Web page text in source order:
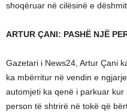
shoqëruar në cilësinë e
ARTUR ÇANI: PASHË NJË
Gazetari i News24, Artur Çani
ka mbërritur në vendin e
automjeti ka qenë i parkuar
person të shtrirë në tokë që